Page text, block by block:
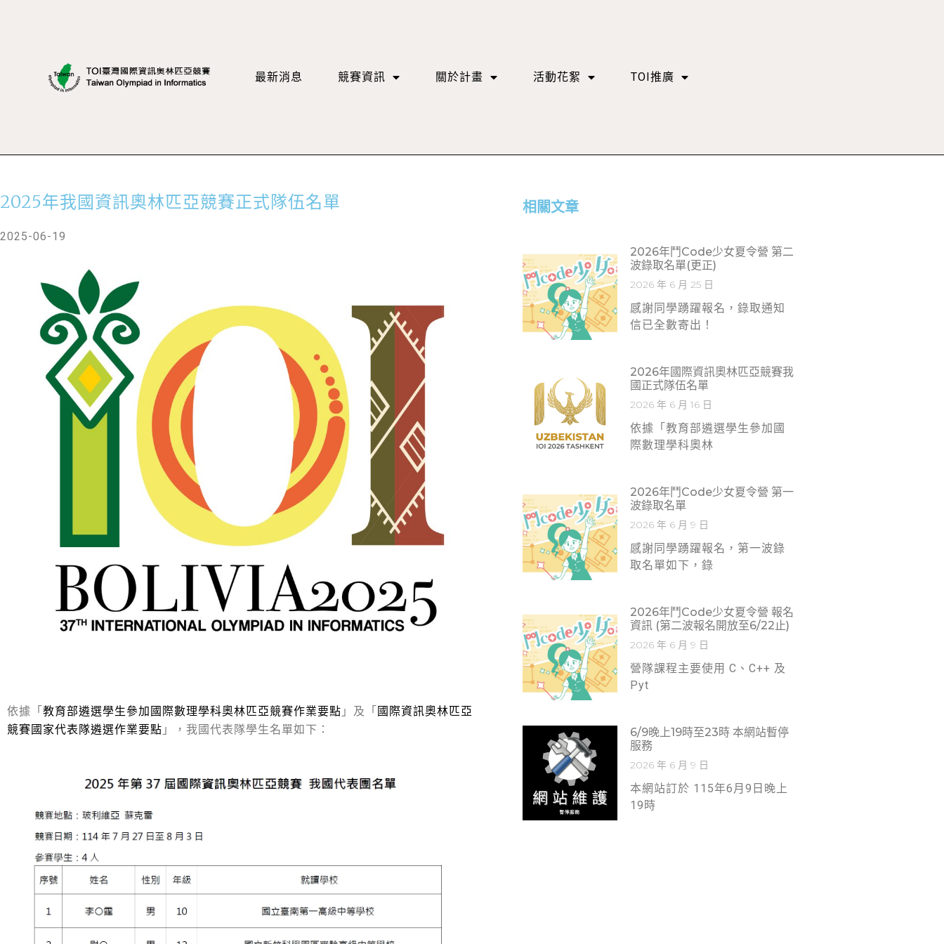
最新消息 競賽資訊 關於計畫 活動花絮 TOI推廣
2025年我國資訊奧林匹亞競賽正式隊伍名單
2025-06-19
依據「 教育部遴選學生參加國際數理學科奧林匹亞競賽作業要點 」及「 國際資訊奧林匹亞
競賽國家代表隊遴選作業要點 」，我國代表隊學生名單如下：
相關文章
2026年鬥Code少女夏令營 第二
波錄取名單(更正)
2026 年 6 月 25 日
感謝同學踴躍報名，錄取通知
信已全數寄出！
2026年國際資訊奧林匹亞競賽我
國正式隊伍名單
2026 年 6 月 16 日
依據「教育部遴選學生參加國
際數理學科奧林
2026年鬥Code少女夏令營 第一
波錄取名單
2026 年 6 月 9 日
感謝同學踴躍報名，第一波錄
取名單如下，錄
2026年鬥code少女夏令營 報名
資訊 (第二波報名開放至6/22止)
2026 年 6 月 9 日
營隊課程主要使用 C、C++ 及
Pyt
6/9晚上19時至23時 本網站暫停
服務
2026 年 6 月 9 日
本網站訂於 115年6月9日晚上
19時